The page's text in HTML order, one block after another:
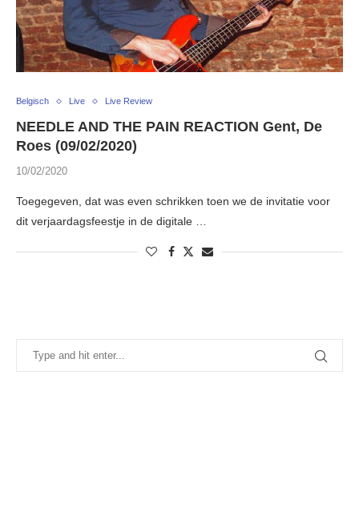
Belgisch Live Live Review
NEEDLE AND THE PAIN REACTION Gent, De
Roes (09/02/2020)
10/02/2020
Toegegeven, dat was even schrikken toen we de invitatie voor
dit verjaardagsfeestje in de digitale …